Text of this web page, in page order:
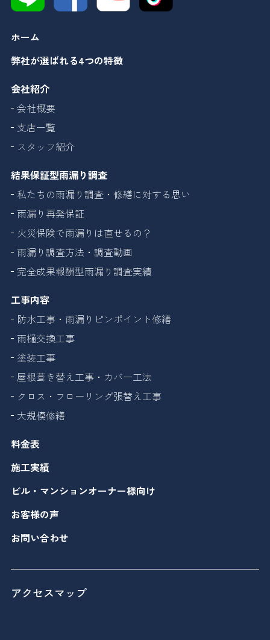
ホーム
弊社が選ばれる4つの特徴
会社紹介
会社概要
支店一覧
スタッフ紹介
結果保証型雨漏り調査
私たちの雨漏り調査・修繕に対する思い
雨漏り再発保証
火災保険で雨漏りは直せるの？
雨漏り調査方法・調査動画
完全成果報酬型雨漏り調査実績
工事内容
防水工事・雨漏りピンポイント修繕
雨樋交換工事
塗装工事
屋根葺き替え工事・カバー工法
クロス・フローリング張替え工事
大規模修繕
料金表
施工実績
ビル・マンションオーナー様向け
お客様の声
お問い合わせ
アクセスマップ